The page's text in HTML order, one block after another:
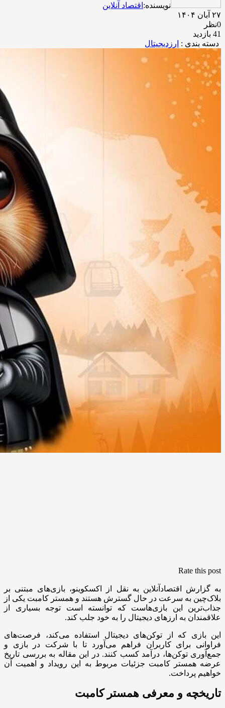
نویسنده: اقتصاد آنلاین
۲۷ آبان ۱۴۰۴
0نظر
41 بازدید
دسته بندی : ارزدیجیتال
Rate this post
به گزارش اقتصادآنلاین به نقل از اکسکوینو، بازی‌های مبتنی بر
بلاک‌چین به سرعت در حال گسترش هستند و همستر کامبت یکی از
جذاب‌ترین این بازی‌هاست که توانسته است توجه بسیاری از
علاقمندان به ارزهای دیجیتال را به خود جلب کند.
این بازی که از توکن‌های دیجیتال استفاده می‌کند، فرصت‌های
فراوانی برای کاربران فراهم می‌آورد تا با شرکت در بازی و
جمع‌آوری توکن‌ها، درآمد کسب کنند. در این مقاله به بررسی تاریخ
عرضه همستر کامبت جزئیات مربوط به این رویداد و اهمیت آن
خواهیم پرداخت.
تاریخچه و معرفی همستر کامبت